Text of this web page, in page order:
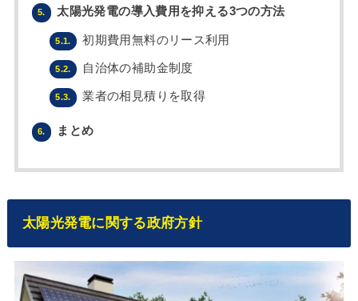
5. 太陽光発電の導入費用を抑える3つの方法
5.1. 初期費用無料のリース利用
5.2. 自治体の補助金制度
5.3. 業者の相見積りを取得
6. まとめ
太陽光発電に関する政府方針